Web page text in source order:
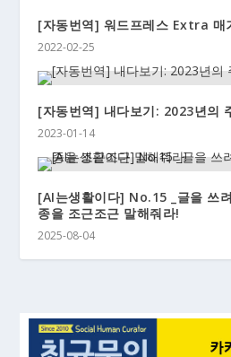
[자동번역] 워드프레스 Extra 매
2022-02-25
[자동번역] 내다보기: 2023년의
2023-01-14
[AI는생활이다] No.15 _글을 쓰
종을 조근조근 말해줘라!
2025-08-04